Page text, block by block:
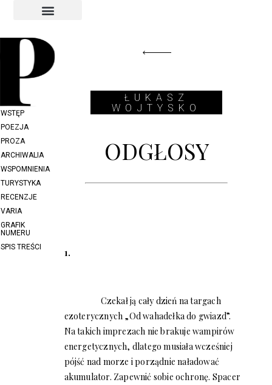
WSTĘP
POEZJA
PROZA
ARCHIWALIA
WSPOMNIENIA
TURYSTYKA
RECENZJE
VARIA
GRAFIK
NUMERU
SPIS TREŚCI
ŁUKASZ
WOJTYSKO
ODGŁOSY
1.
Czekał ją cały dzień na targach
ezoterycznych „Od wahadełka do gwiazd”.
Na takich imprezach nie brakuje wampirów
energetycznych, dlatego musiała wcześniej
pójść nad morze i porządnie naładować
akumulator. Zapewnić sobie ochronę. Spacer